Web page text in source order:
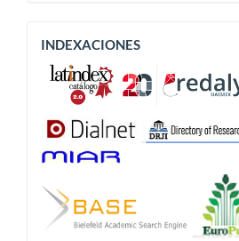
Indexaciones
INDEXACIONES